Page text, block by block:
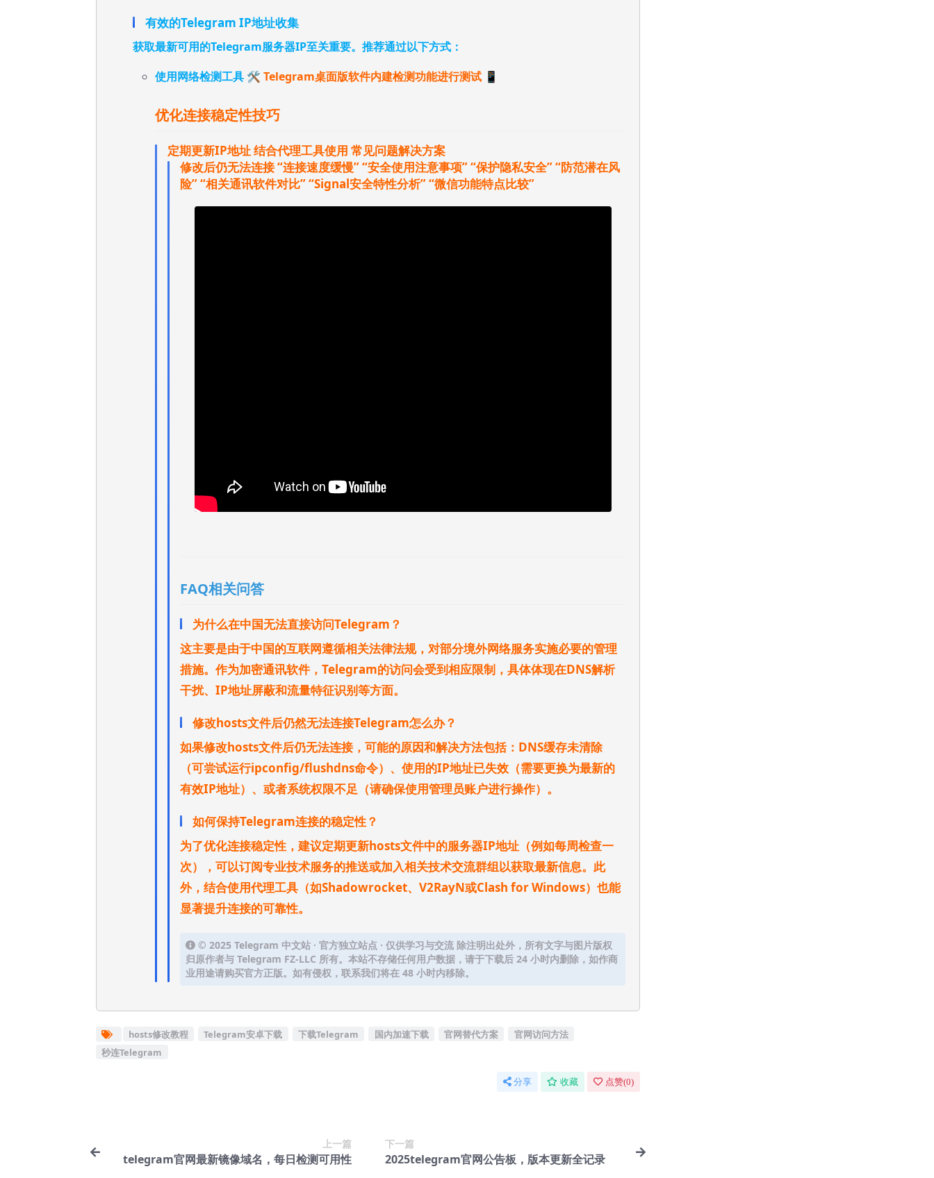
有效的Telegram IP地址收集
获取最新可用的Telegram服务器IP至关重要。推荐通过以下方式：
使用网络检测工具 🛠️ Telegram桌面版软件内建检测功能进行测试 📱
优化连接稳定性技巧
定期更新IP地址结合代理工具使用 常见问题解决方案
修改后仍无法连接“连接速度缓慢”“安全使用注意事项”“保护隐私安全”“防范潜在风
险”“相关通讯软件对比”“Signal安全特性分析”“微信功能特点比较”
FAQ相关问答
为什么在中国无法直接访问Telegram？
这主要是由于中国的互联网遵循相关法律法规，对部分境外网络服务实施必要的管理
措施。作为加密通讯软件，Telegram的访问会受到相应限制，具体体现在DNS解析
干扰、IP地址屏蔽和流量特征识别等方面。
修改hosts文件后仍然无法连接Telegram怎么办？
如果修改hosts文件后仍无法连接，可能的原因和解决方法包括：DNS缓存未清除
（可尝试运行ipconfig/flushdns命令）、使用的IP地址已失效（需要更换为最新的
有效IP地址）、或者系统权限不足（请确保使用管理员账户进行操作）。
如何保持Telegram连接的稳定性？
为了优化连接稳定性，建议定期更新hosts文件中的服务器IP地址（例如每周检查一
次），可以订阅专业技术服务的推送或加入相关技术交流群组以获取最新信息。此
外，结合使用代理工具（如Shadowrocket、V2RayN或Clash for Windows）也能
显著提升连接的可靠性。
© 2025 Telegram 中文站 · 官方独立站点 · 仅供学习与交流 除注明出处外，所有文字与图片版权
归原作者与 Telegram FZ-LLC 所有。本站不存储任何用户数据，请于下载后 24 小时内删除，如作商
业用途请购买官方正版。如有侵权，联系我们将在 48 小时内移除。
hosts修改教程 Telegram安卓下载 下载Telegram 国内加速下载 官网替代方案
官网访问方法
秒连Telegram
分享 收藏 点赞(0)
上一篇
telegram官网最新镜像域名，每日检测可用性
下一篇
2025telegram官网公告板，版本更新全记录